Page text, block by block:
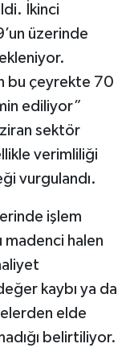
İkinci
üzerinde
bu çeyrekte 70
ediliyor”
sektör
verimliliği
vurgulandı.
işlem
halen
kaybı ya da
elde
belirtiliyor.